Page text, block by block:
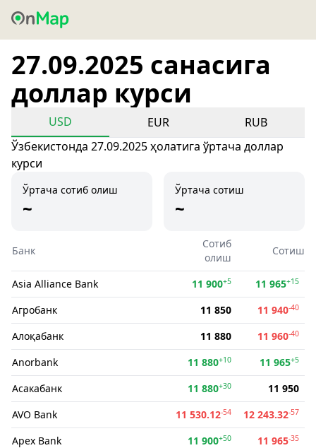
27.09.2025 санасига
доллар курси
USD EUR
RUB
Ўзбекистонда 27.09.2025 ҳолатига ўртача доллар
курси
Ўртача сотиб олиш
~
Ўртача сотиш
~
Банк
Сотиб
олиш
Сотиш
Asia Alliance Bank 11 900+5 11 965+15
Агробанк 11 850 11 940-40
Алоқабанк 11 880 11 960-40
Anorbank 11 880+10 11 965+5
Асакабанк 11 880+30
11 950
AVO Bank
11 530.12-54 12 243.32-57
Apex Bank 11 900+50 11 965-35